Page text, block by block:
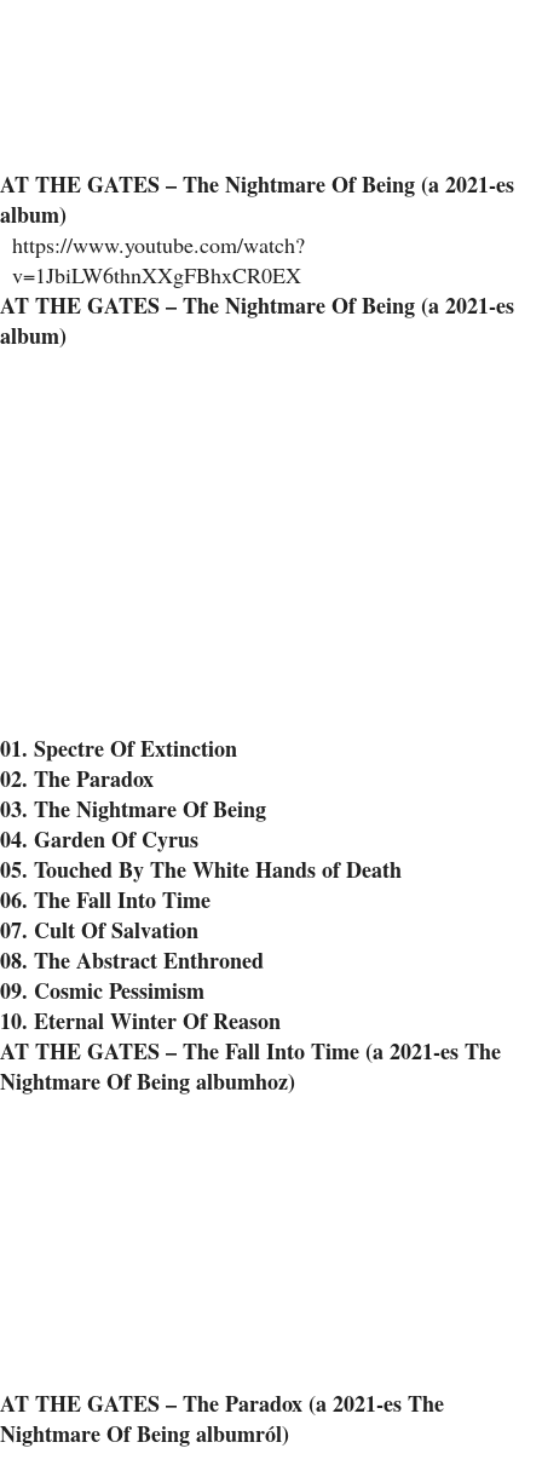
AT THE GATES – The Nightmare Of Being (a 2021-es
album)
https://www.youtube.com/watch?
v=1JbiLW6thnXXgFBhxCR0EX
AT THE GATES – The Nightmare Of Being (a 2021-es
album)
01. Spectre Of Extinction
02. The Paradox
03. The Nightmare Of Being
04. Garden Of Cyrus
05. Touched By The White Hands of Death
06. The Fall Into Time
07. Cult Of Salvation
08. The Abstract Enthroned
09. Cosmic Pessimism
10. Eternal Winter Of Reason
AT THE GATES – The Fall Into Time (a 2021-es The
Nightmare Of Being albumhoz)
AT THE GATES – The Paradox (a 2021-es The
Nightmare Of Being albumról)